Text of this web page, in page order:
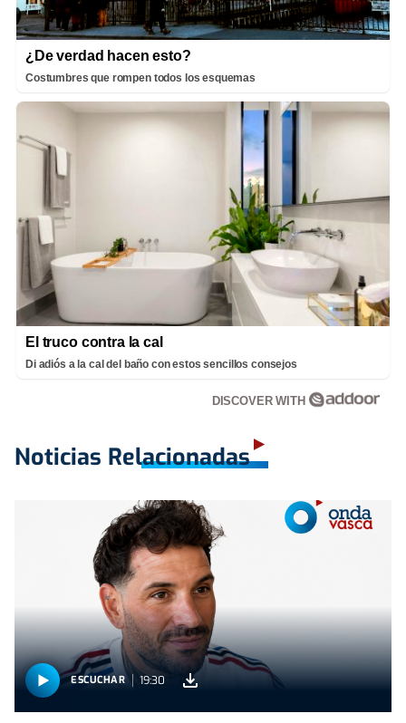
¿De verdad hacen esto?
Costumbres que rompen todos los esquemas
El truco contra la cal
Di adiós a la cal del baño con estos sencillos consejos
DISCOVER WITH
Noticias Relacionadas
ESCUCHAR 19:30